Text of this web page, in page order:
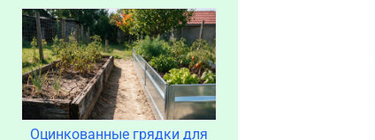
Оцинкованные грядки для